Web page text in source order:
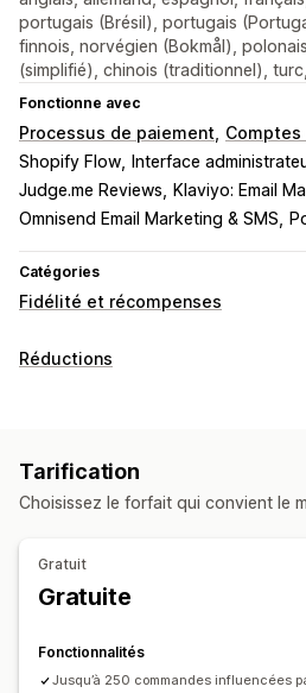
portugais (Brésil), portugais
finnois, norvégien (Bokmål),
(simplifié), chinois (traditionnel),
Fonctionne avec
Processus de paiement
Shopify Flow
Interface
Judge.me Reviews
Klaviyo: Email
Omnisend Email Marketing & SMS
Catégories
Fidélité et récompenses
Types de programmes
Programmes personnalisés
Points
Réductions
Crédits en magasin
Avantages pour les abonnés
Réductions
Réductions forfaitaires
Expédition gratuite Frais
Cadeaux
Réductions personnalisées
Gestion des réductions
Outil d’édition
Déclencheurs et
Tarification
Choisissez le forfait qui convient le
Gratuit
Gratuite
Fonctionnalités
Jusqu’à 250 commandes influencées